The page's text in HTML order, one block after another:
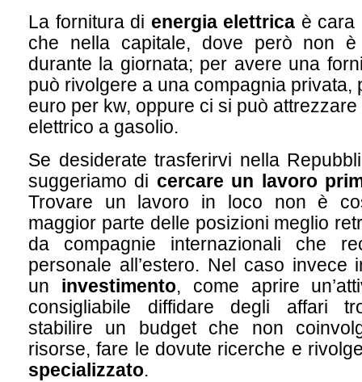
La fornitura di energia elettrica è cara
che nella capitale, dove però non è
durante la giornata; per avere una
può rivolgere a una compagnia privata,
euro per kw, oppure ci si può
elettrico a gasolio.
Se desiderate trasferirvi nella
suggeriamo di cercare un lavoro
Trovare un lavoro in loco non è
maggior parte delle posizioni meglio
da compagnie internazionali che
personale all’estero. Nel caso invece
un investimento, come aprire
consigliabile diffidare degli affari
stabilire un budget che non
risorse, fare le dovute ricerche e
specializzato.